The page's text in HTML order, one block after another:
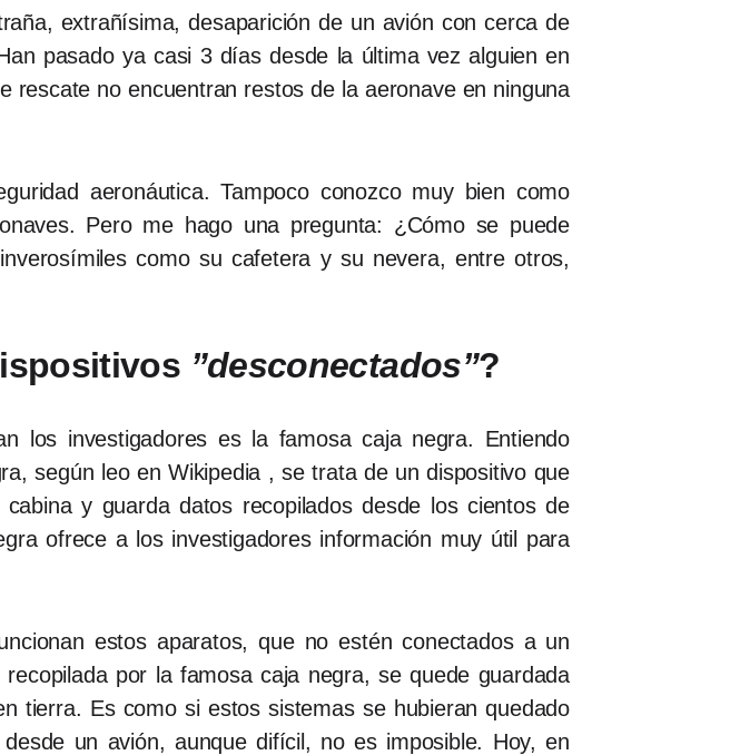
extrañísima, desaparición de un avión con cerca de
pasado ya casi 3 días desde la última vez alguien en
rescate no encuentran restos de la aeronave en ninguna
aeronáutica. Tampoco conozco muy bien como
Pero me hago una pregunta: ¿Cómo se puede
como su cafetera y su nevera, entre otros,
”desconectados”?
los investigadores es la famosa caja negra. Entiendo
según leo en Wikipedia , se trata de un dispositivo que
y guarda datos recopilados desde los cientos de
ofrece a los investigadores información muy útil para
estos aparatos, que no estén conectados a un
por la famosa caja negra, se quede guardada
tierra. Es como si estos sistemas se hubieran quedado
un avión, aunque difícil, no es imposible. Hoy, en